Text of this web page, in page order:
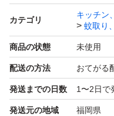
取り扱いカラー
パウダーピンク／ブルー
.。.:*・゜ .。.:*・゜ .。.:*
こちらは海外製品になり
カテゴリ
キッチン
蚊取り
商品の状態 未使用
配送の方法 おてがる
発送までの日数 1〜2日で
発送元の地域 福岡県